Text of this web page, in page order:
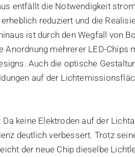
entfällt die Notwendigkeit
reduziert und die
ist durch den Wegfall von
Anordnung mehrerer LED-Chips
Auch die optische
auf der
keine Elektroden auf der
deutlich verbessert. Trotz
der neue Chip dieselbe